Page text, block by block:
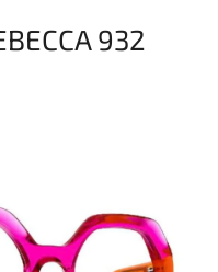
932